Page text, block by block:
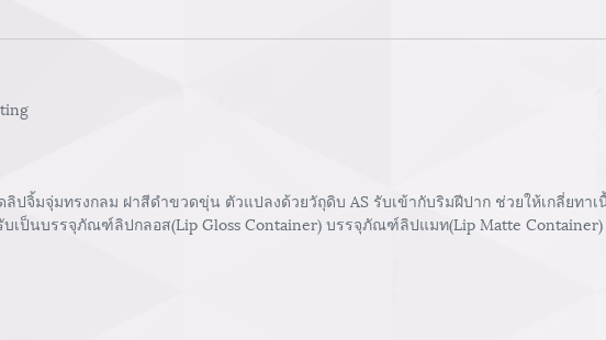
ปจิ้มจุ่มทรงกลม ฝาสีดำขวดขุ่น ตัวแปลงด้วยวัถุดิบ AS รับเข้ากับริมฝีปาก ช่วยให้เกลี่ยท
บเป็นบรรจุภัณฑ์ลิปกลอส(Lip Gloss Container) บรรจุภัณฑ์ลิปแมท(Lip Matte